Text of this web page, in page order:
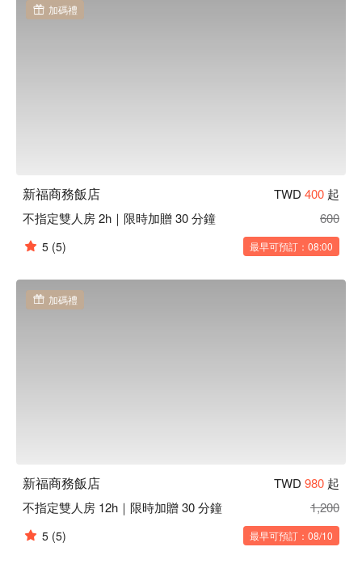
加碼禮
新福商務飯店 TWD 400 起
不指定雙人房 2h｜限時加贈 30 分鐘
600
5 (5) 最早可預訂：08:00
加碼禮
新福商務飯店 TWD 980 起
不指定雙人房 12h｜限時加贈 30 分鐘
1,200
5 (5) 最早可預訂：08/10